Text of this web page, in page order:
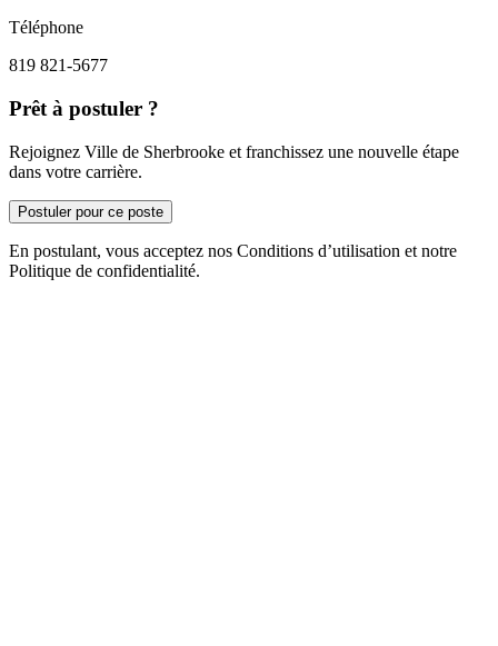
Téléphone
819 821-5677
Prêt à postuler ?
Rejoignez Ville de Sherbrooke et franchissez une nouvelle étape
dans votre carrière.
Postuler pour ce poste
En postulant, vous acceptez nos Conditions d’utilisation et notre
Politique de confidentialité.